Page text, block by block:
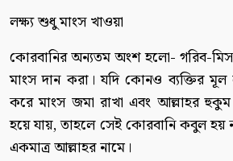
লক্ষ্য শুধু মাংস খাওয়া
কোরবানির অন্যতম অংশ হলো- গরিব-
মাংস দান করা। যদি কোনও ব্যক্তির মূল
করে মাংস জমা রাখা এবং আল্লাহর
হয়ে যায়, তাহলে সেই কোরবানি কবুল হয়
একমাত্র আল্লাহর নামে।